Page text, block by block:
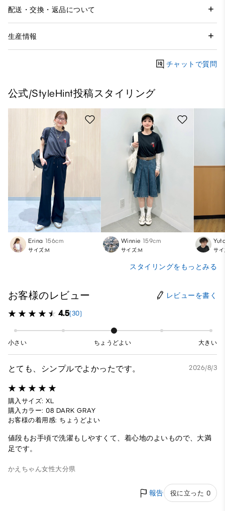
配送・交換・返品について
生産情報
チャットで質問
公式/StyleHint投稿スタイリング
Erina 156cm
サイズ:M
Winnie 159cm
サイズ:M サ
スタイリングをもっとみる
お客様のレビュー レビューを書く
4.5(30)
小さい ちょうどよい 大きい
とても、シンプルでよかったです。 2026/8/3
購入サイズ: XL
購入カラー: 08 DARK GRAY
お客様の着用感: ちょうどよい
値段もお手頃で洗濯もしやすくて、着心地のよいもので、大満
足です。
かえちゃん女性大分県
報告 役に立った 0